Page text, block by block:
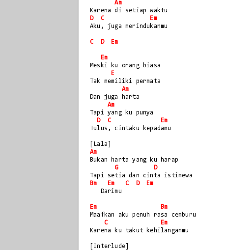
Am
Karena di setiap waktu
D
C
Em
Aku, juga merindukanmu
C D Em
Em
Meski ku orang biasa
E
Tak memiliki permata
Am
Dan juga harta
Am
Tapi yang ku punya
D
C
Em
Tulus, cintaku kepadamu
[Lala]
Am
Bukan harta yang ku harap
G
D
Tapi setia dan cinta istimewa
Bm
Em C D
Em
   Darimu
Em
Bm
Maafkan aku penuh rasa cemburu
C
Em
Karena ku takut kehilanganmu
[Interlude]